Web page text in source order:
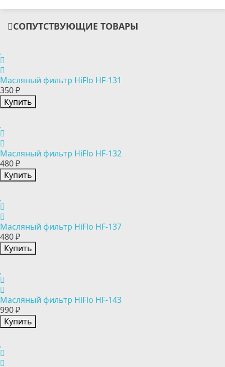
СОПУТСТВУЮЩИЕ ТОВАРЫ
Масляный фильтр HiFlo HF-131
350 ₽
Купить
Масляный фильтр HiFlo HF-132
480 ₽
Купить
Масляный фильтр HiFlo HF-137
480 ₽
Купить
Масляный фильтр HiFlo HF-143
990 ₽
Купить